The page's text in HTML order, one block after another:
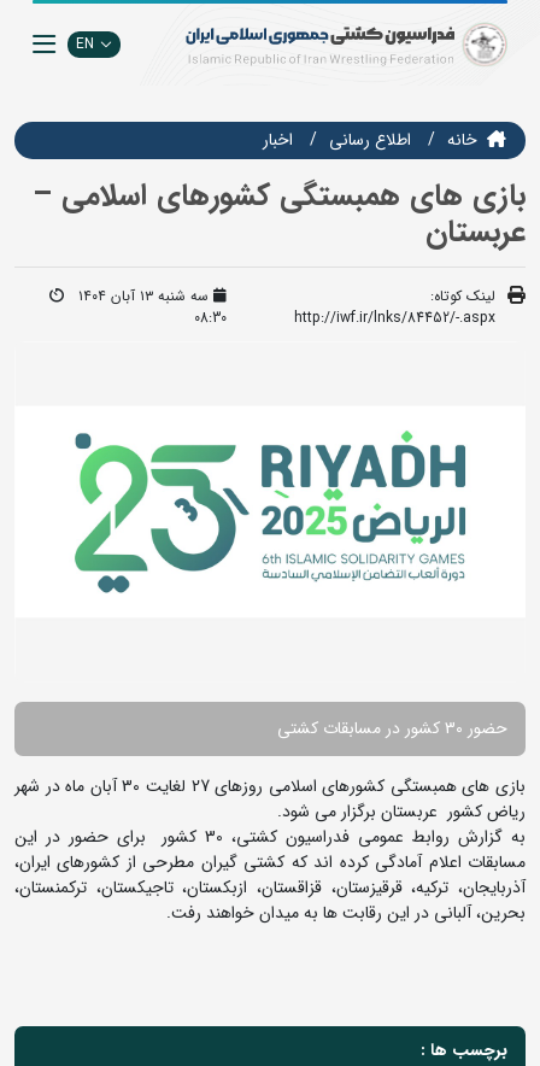
EN
خانه اطلاع رسانی اخبار
بازی های همبستگی کشورهای اسلامی –
عربستان
لینک کوتاه:
http://iwf.ir/lnks/84452/-.aspx
سه شنبه ۱۳ آبان ۱۴۰۴
08:30
حضور 30 کشور در مسابقات کشتی
بازی های همبستگی کشورهای اسلامی روزهای 27 لغایت 30 آبان ماه در شهر
ریاض کشور عربستان برگزار می شود.
به گزارش روابط عمومی فدراسیون کشتی، 30 کشور برای حضور در این
مسابقات اعلام آمادگی کرده اند که کشتی گیران مطرحی از کشورهای ایران،
آذربایجان، ترکیه، قرقیزستان، قزاقستان، ازبکستان، تاجیکستان، ترکمنستان،
بحرین، آلبانی در این رقابت ها به میدان خواهند رفت.
برچسب ها :